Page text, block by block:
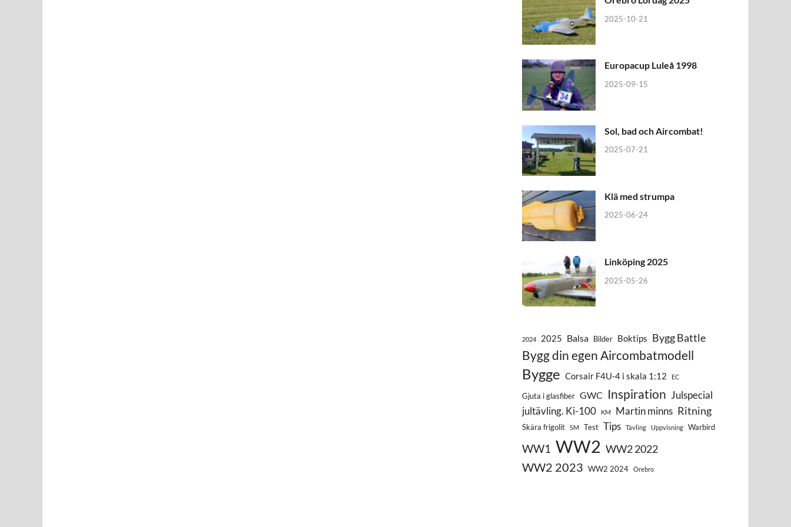
2025-10-21
Europacup Luleå 1998
2025-09-15
Sol, bad och Aircombat!
2025-07-21
Klä med strumpa
2025-06-24
Linköping 2025
2025-05-26
2024 2025 Balsa Bilder Boktips Bygg Battle
Bygg din egen Aircombatmodell
Bygge Corsair F4U-4 i skala 1:12 EC
Gjuta i glasfiber GWC Inspiration Julspecial
jultävling. Ki-100
KM Martin minns Ritning
Skära frigolit SM Test Tips Tävling Uppvisning Warbird
WW1 WW2 WW2 2022
WW2 2023 WW2 2024 Örebro